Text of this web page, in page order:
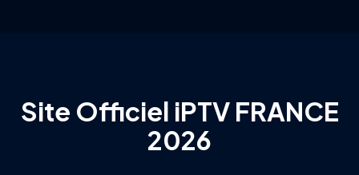
Site Officiel iPTV FRANCE
2026